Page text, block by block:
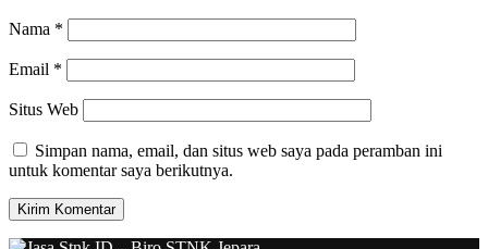
Nama *
Email *
Situs Web
Simpan nama, email, dan situs web saya pada peramban ini
untuk komentar saya berikutnya.